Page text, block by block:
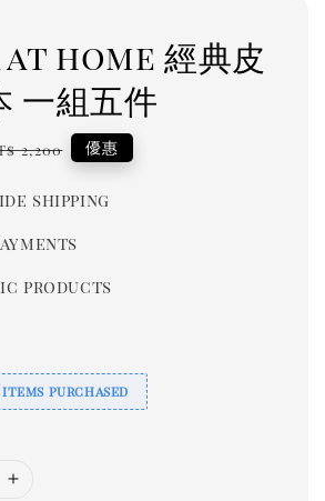
home 經典皮
一組五件
2,200 優惠
shipping
products
items purchased